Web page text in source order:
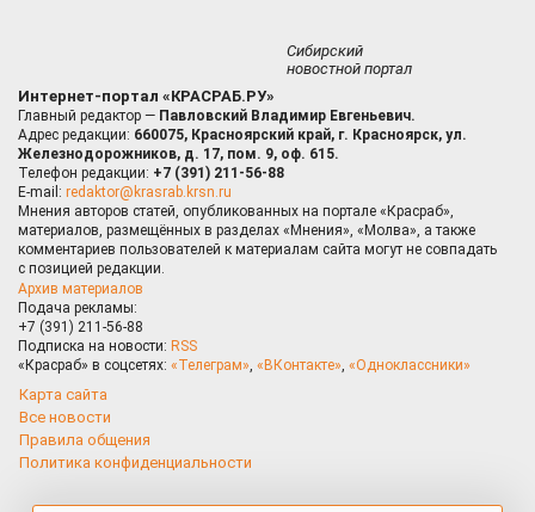
Сибирский
новостной портал
Интернет-портал «КРАСРАБ.РУ»
Главный редактор — Павловский Владимир Евгеньевич.
Адрес редакции: 660075, Красноярский край, г. Красноярск, ул.
Железнодорожников, д. 17, пом. 9, оф. 615.
Телефон редакции: +7 (391) 211-56-88
E-mail: redaktor@krasrab.krsn.ru
Мнения авторов статей, опубликованных на портале «Красраб»,
материалов, размещённых в разделах «Мнения», «Молва», а также
комментариев пользователей к материалам сайта могут не совпадать
с позицией редакции.
Архив материалов
Подача рекламы:
+7 (391) 211-56-88
Подписка на новости: RSS
«Красраб» в соцсетях: «Телеграм», «ВКонтакте», «Одноклассники»
Карта сайта
Все новости
Правила общения
Политика конфиденциальности